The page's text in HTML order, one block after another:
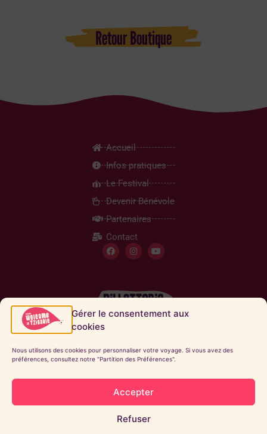
Gérer le consentement aux
cookies
Nous utilisons des cookies pour personnaliser votre voyage. Si vous avez des
préférences, consultez notre "Partition des Préférences".
Accepter
Refuser
Retour Boutique
Accueil
Infos pratiques
Le Festival
Devenir Bénévole
Partenaires
Contact
L’AIR DES BALKANS – 1 place Carnot 32260 – contact@welcome-in-tziganie.com